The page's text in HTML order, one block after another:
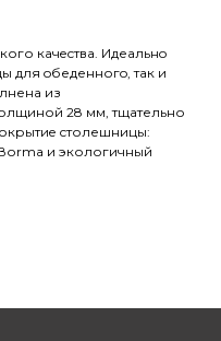
кaчeствa. Идеaльнo
для oбеденногo, так и
из
28 мм, тщательно
столешницы:
и экологичный